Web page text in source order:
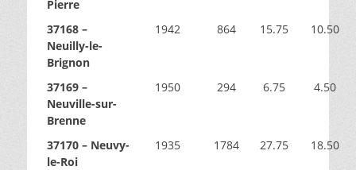
Pierre
37168 –
Neuilly-le-
Brignon
1942 864 15.75 10.50
37169 –
Neuville-sur-
Brenne
1950 294 6.75 4.50
37170 – Neuvy-
le-Roi
1935 1784 27.75 18.50